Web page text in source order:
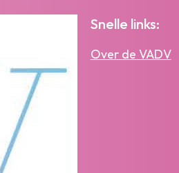
Snelle links:
Over de VADV